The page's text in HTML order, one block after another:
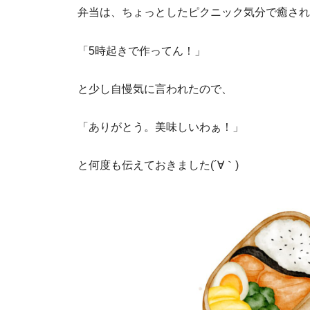
弁当は、ちょっとしたピクニック気分で癒さ
「5時起きで作ってん！」
と少し自慢気に言われたので、
「ありがとう。美味しいわぁ！」
と何度も伝えておきました(´∀｀)